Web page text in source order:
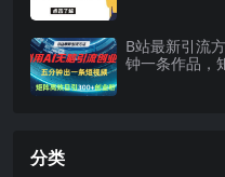
B站最新引流
钟一条作品，
分类